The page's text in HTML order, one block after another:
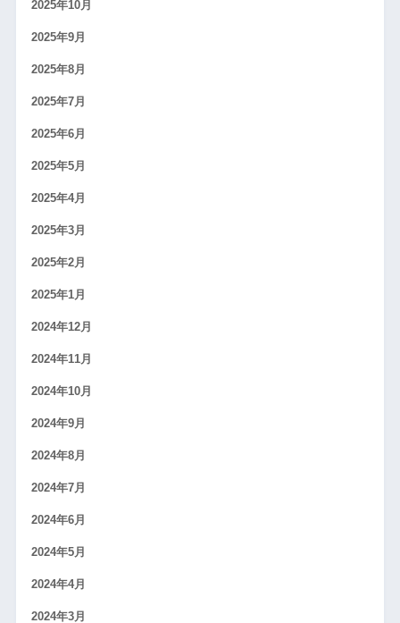
2025年10月
2025年9月
2025年8月
2025年7月
2025年6月
2025年5月
2025年4月
2025年3月
2025年2月
2025年1月
2024年12月
2024年11月
2024年10月
2024年9月
2024年8月
2024年7月
2024年6月
2024年5月
2024年4月
2024年3月